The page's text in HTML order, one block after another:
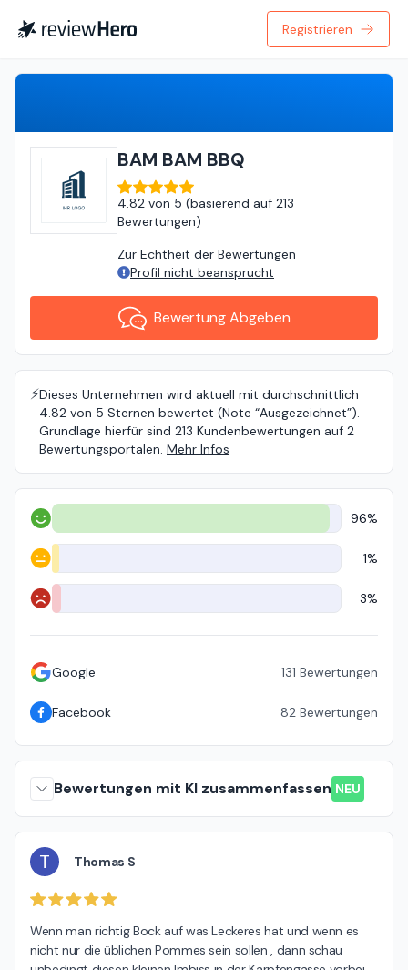
Registrieren
BAM BAM BBQ
4.82 von 5 (basierend auf 213
Bewertungen)
Zur Echtheit der Bewertungen
Profil nicht beansprucht
Bewertung Abgeben
⚡️Dieses Unternehmen wird aktuell mit durchschnittlich
4.82 von 5 Sternen bewertet (Note “Ausgezeichnet”).
Grundlage hierfür sind 213 Kundenbewertungen auf 2
Bewertungsportalen. Mehr Infos
Positiv 96%
Neutral 1%
Negativ 3%
Google 131 Bewertungen
Facebook 82 Bewertungen
Bewertungen mit KI zusammenfassen NEU
T Thomas S
Wenn man richtig Bock auf was Leckeres hat und wenn es
nicht nur die üblichen Pommes sein sollen , dann schau